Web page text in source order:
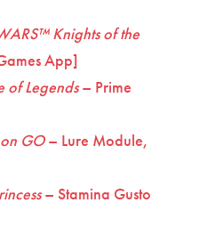
Knights of the
App]
of Legends– Prime
GO– Lure Module,
– Stamina Gusto